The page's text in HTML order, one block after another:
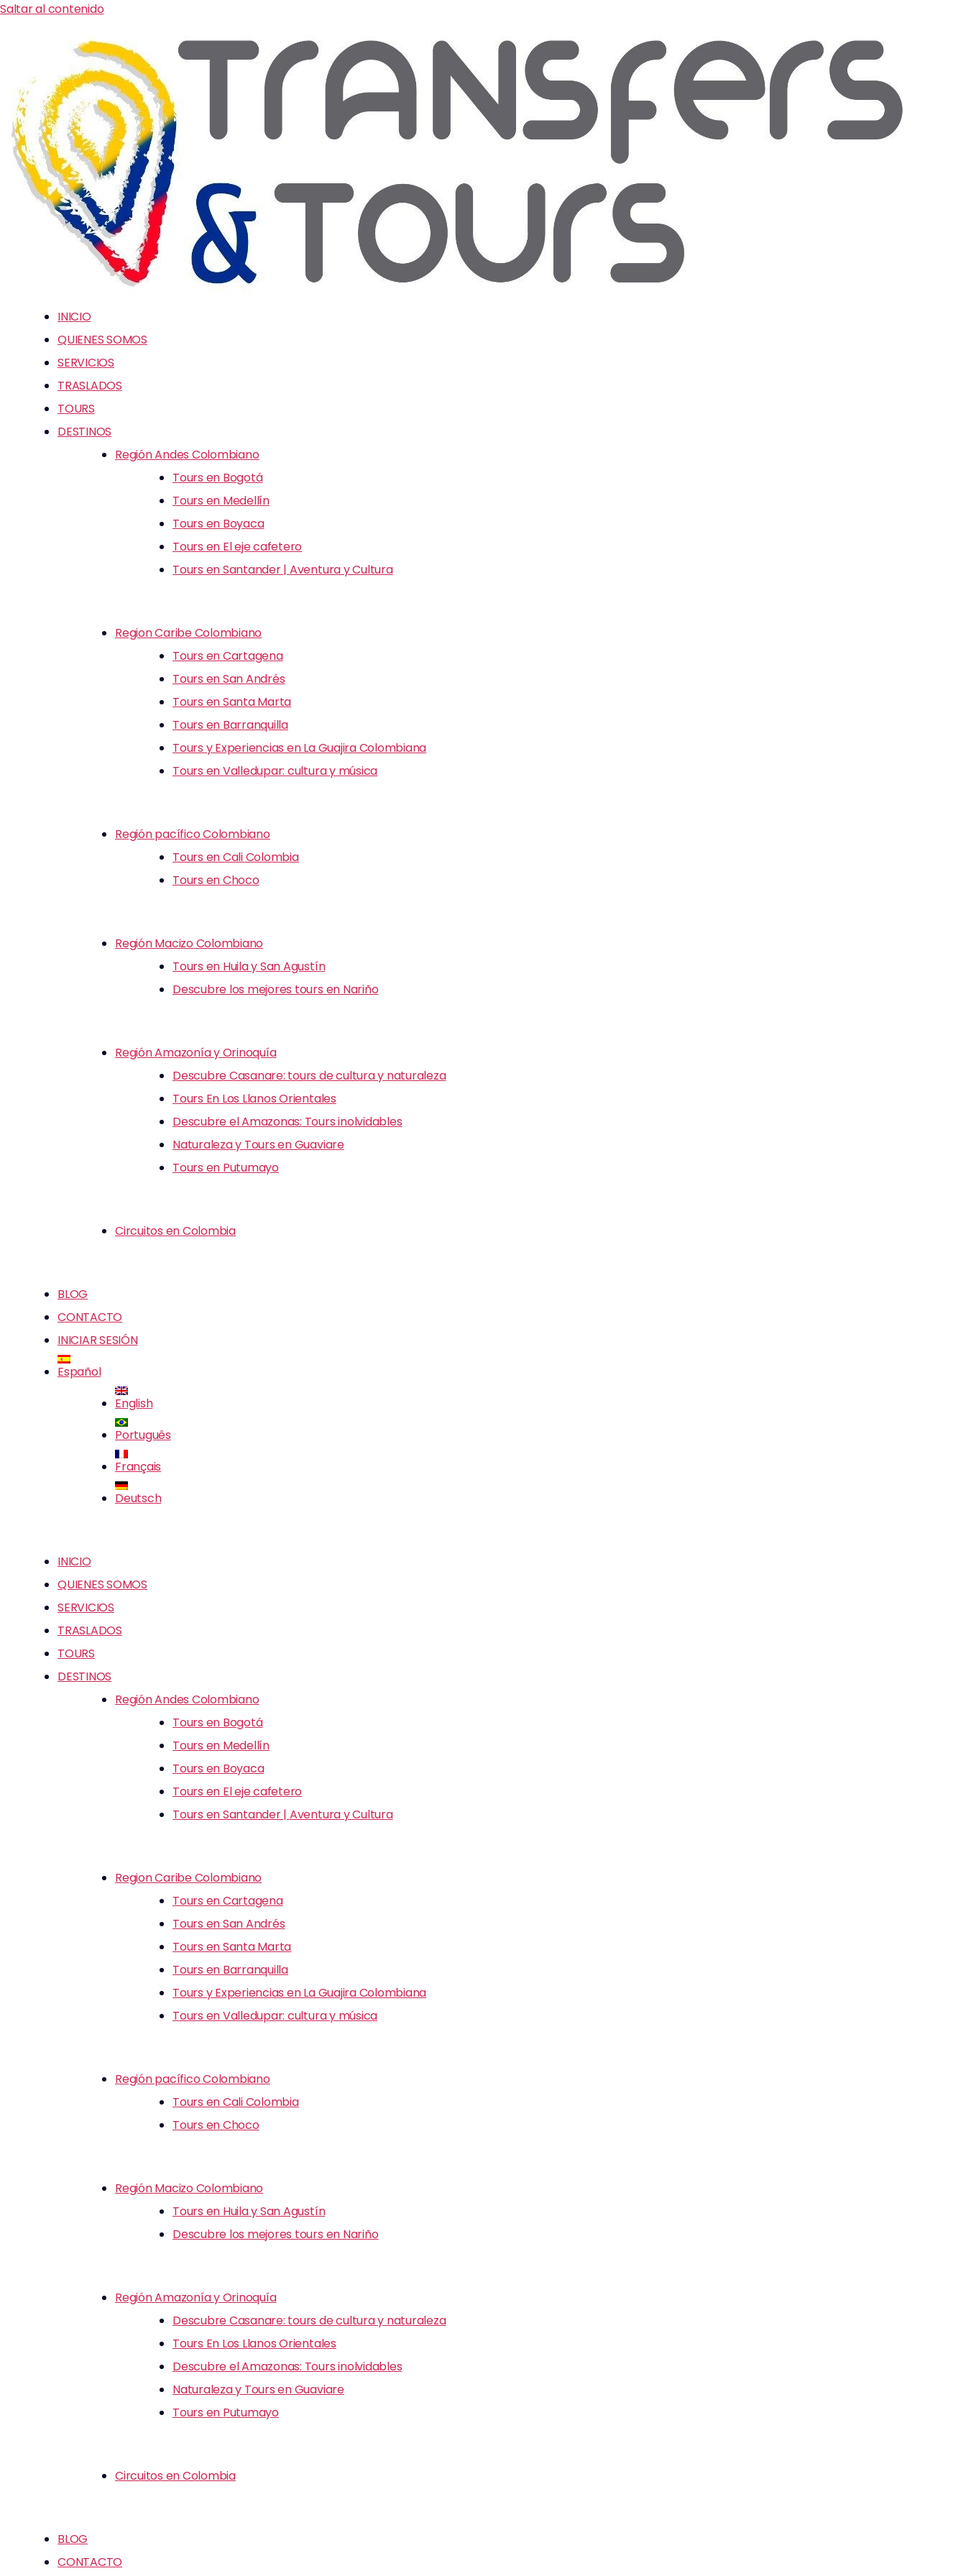
Saltar al contenido
INICIO
QUIENES SOMOS
SERVICIOS
TRASLADOS
TOURS
DESTINOS
Región Andes Colombiano
Tours en Bogotá
Tours en Medellín
Tours en Boyaca
Tours en El eje cafetero
Tours en Santander | Aventura y Cultura
Region Caribe Colombiano
Tours en Cartagena
Tours en San Andrés
Tours en Santa Marta
Tours en Barranquilla
Tours y Experiencias en La Guajira Colombiana
Tours en Valledupar: cultura y música
Región pacífico Colombiano
Tours en Cali Colombia
Tours en Choco
Región Macizo Colombiano
Tours en Huila y San Agustín
Descubre los mejores tours en Nariño
Región Amazonía y Orinoquía
Descubre Casanare: tours de cultura y naturaleza
Tours En Los Llanos Orientales
Descubre el Amazonas: Tours inolvidables
Naturaleza y Tours en Guaviare
Tours en Putumayo
Circuitos en Colombia
BLOG
CONTACTO
INICIAR SESIÓN
Español
English
Português
Français
Deutsch
INICIO
QUIENES SOMOS
SERVICIOS
TRASLADOS
TOURS
DESTINOS
Región Andes Colombiano
Tours en Bogotá
Tours en Medellín
Tours en Boyaca
Tours en El eje cafetero
Tours en Santander | Aventura y Cultura
Region Caribe Colombiano
Tours en Cartagena
Tours en San Andrés
Tours en Santa Marta
Tours en Barranquilla
Tours y Experiencias en La Guajira Colombiana
Tours en Valledupar: cultura y música
Región pacífico Colombiano
Tours en Cali Colombia
Tours en Choco
Región Macizo Colombiano
Tours en Huila y San Agustín
Descubre los mejores tours en Nariño
Región Amazonía y Orinoquía
Descubre Casanare: tours de cultura y naturaleza
Tours En Los Llanos Orientales
Descubre el Amazonas: Tours inolvidables
Naturaleza y Tours en Guaviare
Tours en Putumayo
Circuitos en Colombia
BLOG
CONTACTO